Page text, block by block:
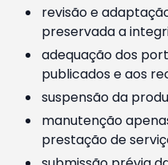
revisão e
preservada a
adequação dos
publicados e aos
suspensão da
manutenção
prestação de